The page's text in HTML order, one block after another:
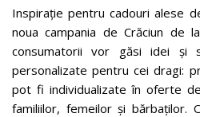
Inspirație pentru cadouri alese
noua campania de Crăciun de
consumatorii vor găsi idei și
personalizate pentru cei dragi:
pot fi individualizate în oferte
familiilor, femeilor și bărbaților.